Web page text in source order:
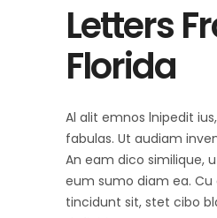
Letters
Florida
Al alit emnos lnipedit
fabulas. Ut audiam
An eam dico similique,
eum sumo diam ea.
tincidunt sit, stet cibo